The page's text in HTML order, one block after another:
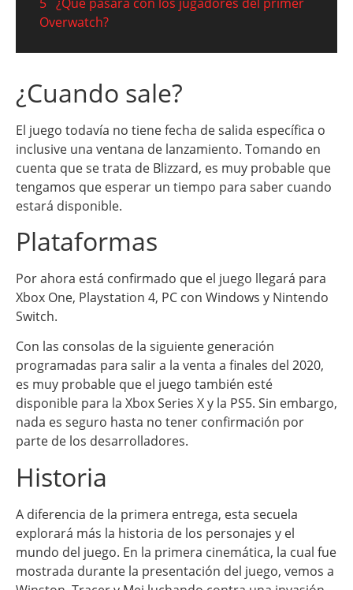
Overwatch?
¿Cuando sale?
El juego todavía no tiene fecha de salida específica o
inclusive una ventana de lanzamiento. Tomando en
cuenta que se trata de Blizzard, es muy probable que
tengamos que esperar un tiempo para saber cuando
estará disponible.
Plataformas
Por ahora está confirmado que el juego llegará para
Xbox One, Playstation 4, PC con Windows y Nintendo
Switch.
Con las consolas de la siguiente generación
programadas para salir a la venta a finales del 2020,
es muy probable que el juego también esté
disponible para la Xbox Series X y la PS5. Sin embargo,
nada es seguro hasta no tener confirmación por
parte de los desarrolladores.
Historia
A diferencia de la primera entrega, esta secuela
explorará más la historia de los personajes y el
mundo del juego. En la primera cinemática, la cual fue
mostrada durante la presentación del juego, vemos a